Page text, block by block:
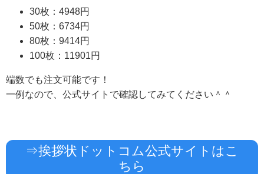
30枚：4948円
50枚：6734円
80枚：9414円
100枚：11901円
端数でも注文可能です！
一例なので、公式サイトで確認してみてください＾＾
⇒挨拶状ドットコム公式サイトはこ
ちら